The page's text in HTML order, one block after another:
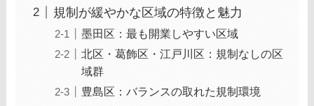
規制が緩やかな区域の特徴と魅力
墨田区：最も開業しやすい区域
北区・葛飾区・江戸川区：規制なしの区
域群
豊島区：バランスの取れた規制環境